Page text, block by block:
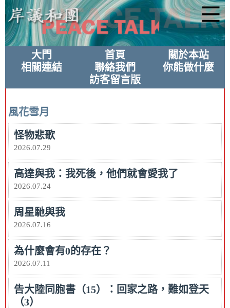
大門 首頁
關於本站
相關連結
聯絡我們
你能做什麼
訪客留言版
風花雪月
怪物悲歌
2026.07.29
高達與我：我死後，他們就會愛我了
2026.07.24
周星馳與我
2026.07.16
為什麼會有0的存在？
2026.07.11
告大陸同胞書（15）：回家之路，難如登天
（3）